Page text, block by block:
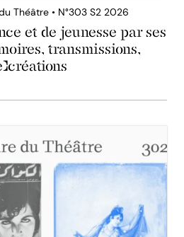
Théâtre • N°303 S2 2026
et de jeunesse par ses
transmissions,